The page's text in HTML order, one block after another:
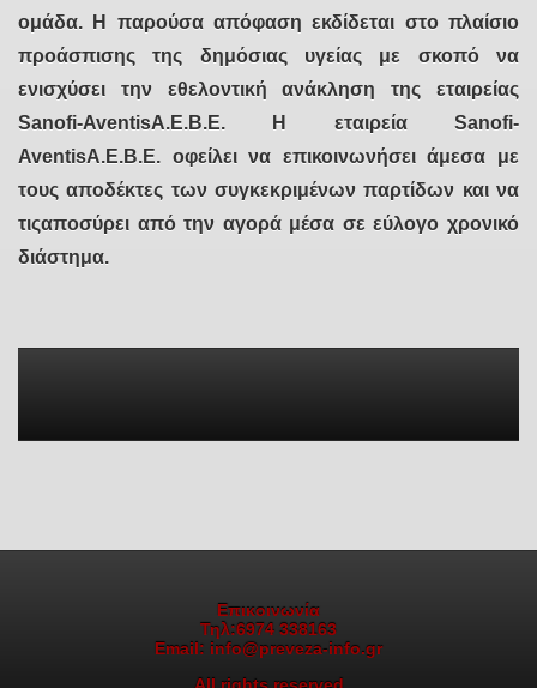
ομάδα. Η παρούσα απόφαση εκδίδεται στο πλαίσιο
προάσπισης της δημόσιας υγείας με σκοπό να
ενισχύσει την εθελοντική ανάκληση της εταιρείας
Sanofi-AventisΑ.Ε.Β.Ε. Η εταιρεία Sanofi-
AventisΑ.Ε.Β.Ε. οφείλει να επικοινωνήσει άμεσα με
τους αποδέκτες των συγκεκριμένων παρτίδων και να
τιςαποσύρει από την αγορά μέσα σε εύλογο χρονικό
διάστημα.
Επικοινωνία
Τηλ:6974 338163
Email: info@preveza-info.gr